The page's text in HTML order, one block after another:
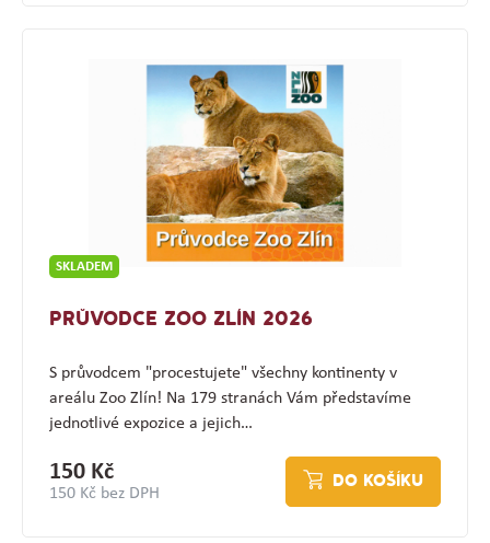
SKLADEM
PRŮVODCE ZOO ZLÍN 2026
S průvodcem "procestujete" všechny kontinenty v
areálu Zoo Zlín! Na 179 stranách Vám představíme
jednotlivé expozice a jejich…
150 Kč
150 Kč bez DPH
DO KOŠÍKU